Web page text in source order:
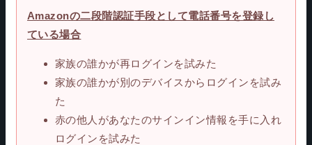
Amazonの二段階認証手段として電話番号を登録し
ている場合
家族の誰かが再ログインを試みた
家族の誰かが別のデバイスからログインを試み
た
赤の他人があなたのサインイン情報を手に入れ
ログインを試みた